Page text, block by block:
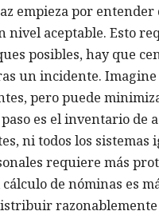
empieza por
nivel aceptable. Esto
posibles, hay que
un incidente.
pero puede
es el inventario de
ni todos los sistemas
requiere más
de nóminas es